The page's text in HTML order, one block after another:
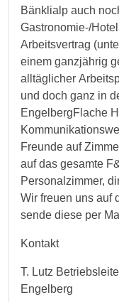
Bänklialp auch
Gastronomie-/
Arbeitsvertrag
einem ganzjährig
alltäglicher
und doch ganz in
EngelbergFlache
Freunde auf
auf das gesamte
Personalzimmer,
Wir freuen uns auf
sende diese per
Kontakt
T. Lutz
Engelberg